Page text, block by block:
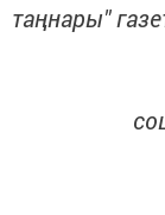
таңнары"